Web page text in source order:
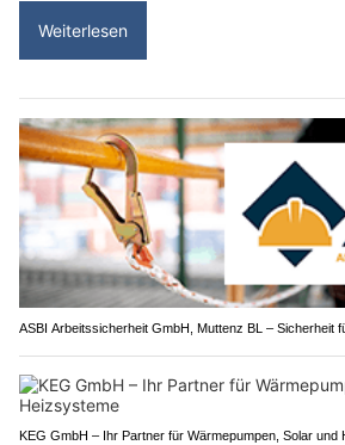
Weiterlesen
ASBI Arbeitssicherheit GmbH, Muttenz BL – Sicherheit
KEG GmbH – Ihr Partner für Wärmepumpen, Solar und